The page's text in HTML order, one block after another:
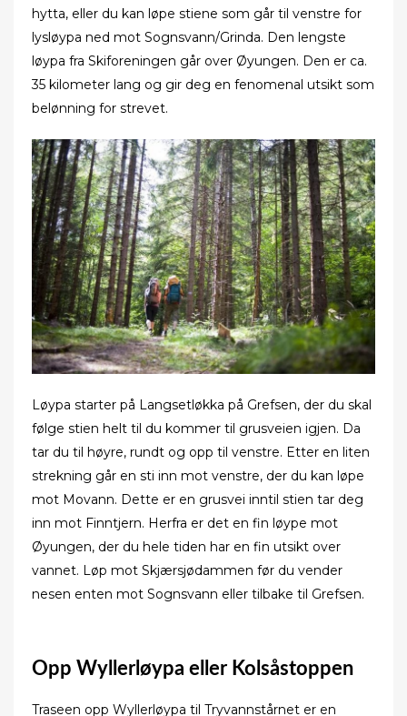
hytta, eller du kan løpe stiene som går til venstre for
lysløypa ned mot Sognsvann/Grinda. Den lengste
løypa fra Skiforeningen går over Øyungen. Den er ca.
35 kilometer lang og gir deg en fenomenal utsikt som
belønning for strevet.
Løypa starter på Langsetløkka på Grefsen, der du skal
følge stien helt til du kommer til grusveien igjen. Da
tar du til høyre, rundt og opp til venstre. Etter en liten
strekning går en sti inn mot venstre, der du kan løpe
mot Movann. Dette er en grusvei inntil stien tar deg
inn mot Finntjern. Herfra er det en fin løype mot
Øyungen, der du hele tiden har en fin utsikt over
vannet. Løp mot Skjærsjødammen før du vender
nesen enten mot Sognsvann eller tilbake til Grefsen.
Opp Wyllerløypa eller Kolsåstoppen
Traseen opp Wyllerløypa til Tryvannstårnet er en